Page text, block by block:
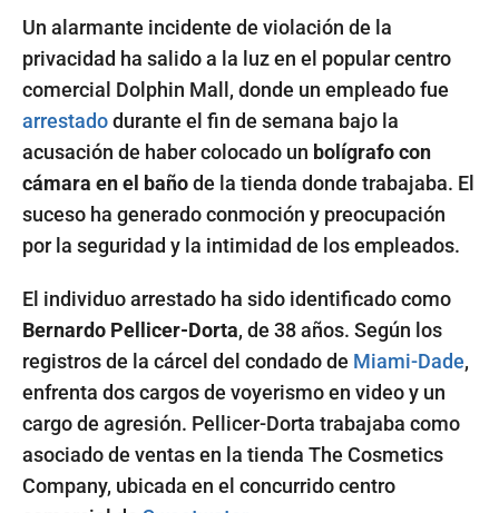
Un alarmante incidente de violación de la
privacidad ha salido a la luz en el popular centro
comercial Dolphin Mall, donde un empleado fue
arrestadodurante el fin de semana bajo la
acusación de haber colocado un bolígrafo con
cámara en el bañode la tienda donde trabajaba. El
suceso ha generado conmoción y preocupación
por la seguridad y la intimidad de los empleados.
El individuo arrestado ha sido identificado como
Bernardo Pellicer-Dorta, de 38 años. Según los
registros de la cárcel del condado de Miami-Dade,
enfrenta dos cargos de voyerismo en video y un
cargo de agresión. Pellicer-Dorta trabajaba como
asociado de ventas en la tienda The Cosmetics
Company, ubicada en el concurrido centro